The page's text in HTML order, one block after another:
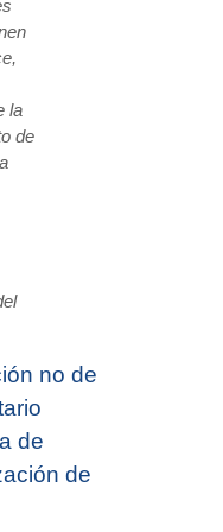
la
de
no de
de
de